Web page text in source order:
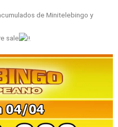
de Minitelebingo y
sale